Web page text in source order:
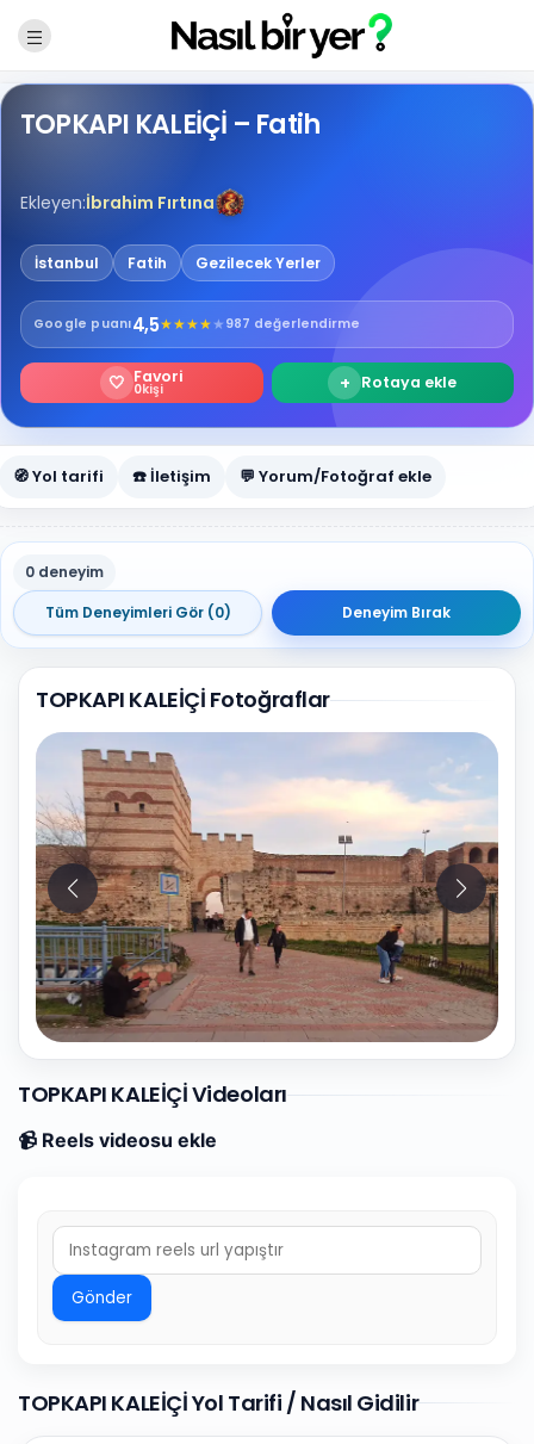
TOPKAPI KALEİÇİ – Fatih
Ekleyen:İbrahim Fırtına
İstanbul Fatih Gezilecek Yerler
Google puanı4,5★★★★★ 987 değerlendirme
🤍 Favori
0kişi + Rotaya ekle
🧭 Yol tarifi ☎️ İletişim 💬 Yorum/Fotoğraf ekle
0 deneyim
Tüm Deneyimleri Gör (0)
Deneyim Bırak
TOPKAPI KALEİÇİ Fotoğraflar
Fotoğraf
TOPKAPI KALEİÇİ Videoları
📹 Reels videosu ekle
Gönder
TOPKAPI KALEİÇİ Yol Tarifi / Nasıl Gidilir